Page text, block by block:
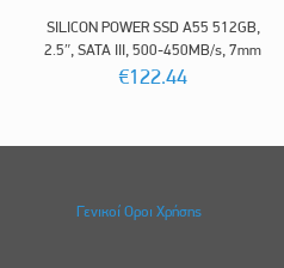
SILICON POWER SSD A55 512GB,
2.5″, SATA III, 500-450MB/s, 7mm
€122.44
Γενικοί Οροι Χρήσης